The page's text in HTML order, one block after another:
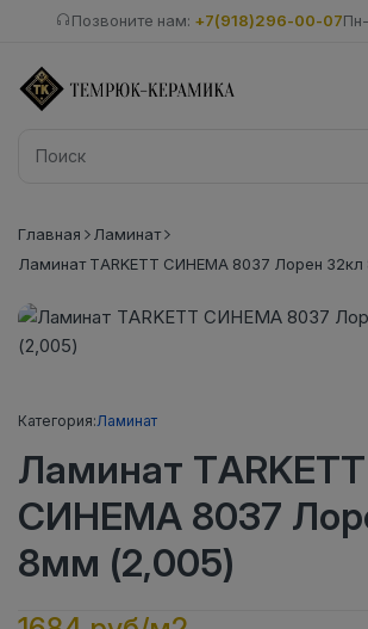
Позвоните нам: +7(918)296-00-07
Главная
Ламинат
Ламинат TARKETT СИНЕМА 8037 Лорен
Категория:Ламинат
Ламинат TARKETT
СИНЕМА 8037
8мм (2,005)